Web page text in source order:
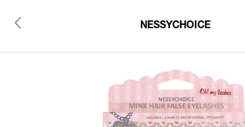
NESSYCHOICE